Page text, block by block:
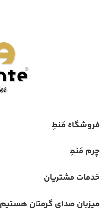
فروشگاه مَنطِ
چرم مَنطِ
خدمات مشتریان
میزبان صدای گرمتان هستیم